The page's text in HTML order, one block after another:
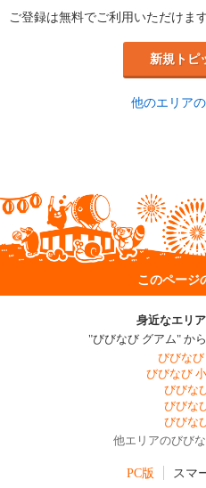
ご登録は無料でご利用いただけま
新規トピ
他のエリア
このページ
身近なエリ
"びびなび グアム" か
びびなび
びびなび
びびな
びびな
びびな
他エリアのびび
PC版 スマ